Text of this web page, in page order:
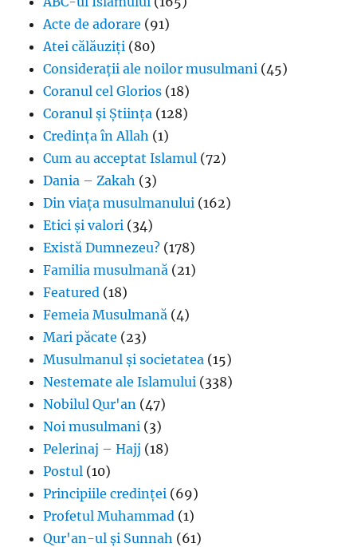
Acte de adorare (91)
Atei călăuziți (80)
Considerații ale noilor musulmani (45)
Coranul cel Glorios (18)
Coranul și Știința (128)
Credința în Allah (1)
Cum au acceptat Islamul (72)
Dania – Zakah (3)
Din viața musulmanului (162)
Etici și valori (34)
Există Dumnezeu? (178)
Familia musulmană (21)
Featured (18)
Femeia Musulmană (4)
Mari păcate (23)
Musulmanul și societatea (15)
Nestemate ale Islamului (338)
Nobilul Qur'an (47)
Noi musulmani (3)
Pelerinaj – Hajj (18)
Postul (10)
Principiile credinței (69)
Profetul Muhammad (1)
Qur'an-ul și Sunnah (61)